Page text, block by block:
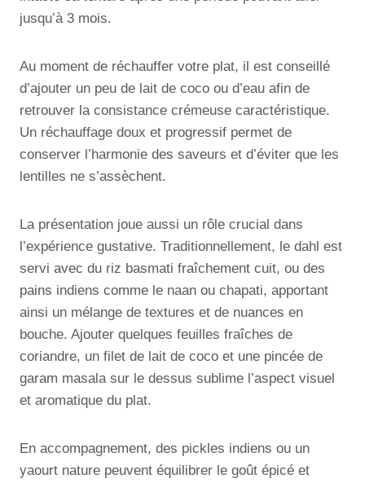
jusqu’à 3 mois.
Au moment de réchauffer votre plat, il est conseillé
d’ajouter un peu de lait de coco ou d’eau afin de
retrouver la consistance crémeuse caractéristique.
Un réchauffage doux et progressif permet de
conserver l’harmonie des saveurs et d’éviter que les
lentilles ne s’assèchent.
La présentation joue aussi un rôle crucial dans
l’expérience gustative. Traditionnellement, le dahl est
servi avec du riz basmati fraîchement cuit, ou des
pains indiens comme le naan ou chapati, apportant
ainsi un mélange de textures et de nuances en
bouche. Ajouter quelques feuilles fraîches de
coriandre, un filet de lait de coco et une pincée de
garam masala sur le dessus sublime l’aspect visuel
et aromatique du plat.
En accompagnement, des pickles indiens ou un
yaourt nature peuvent équilibrer le goût épicé et